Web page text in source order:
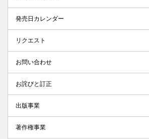
発売日カレンダー
リクエスト
お問い合わせ
お詫びと訂正
出版事業
著作権事業